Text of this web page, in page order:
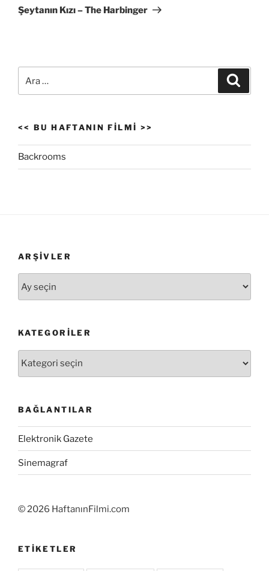
Yazı
Şeytanın Kızı – The Harbinger
<< BU HAFTANIN FILMI >>
Backrooms
ARŞIVLER
KATEGORILER
BAĞLANTILAR
Elektronik Gazete
Sinemagraf
©2026 HaftanınFilmi.com
ETIKETLER